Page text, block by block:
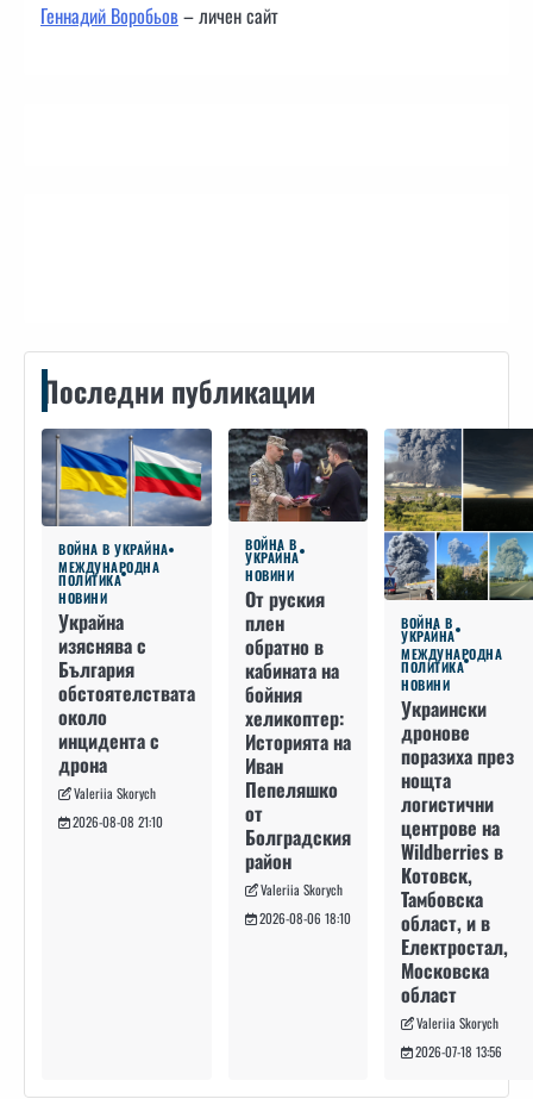
Геннадий Воробьов– личен сайт
Последни публикации
ВОЙНА В УКРАЙНА
МЕЖДУНАРОДНА
ПОЛИТИКА
НОВИНИ
Украйна
изяснява с
България
обстоятелствата
около
инцидента с
дрона
Valeriia Skorych
2026-08-08 21:10
ВОЙНА В
УКРАЙНА
НОВИНИ
От руския
плен
обратно в
кабината на
бойния
хеликоптер:
Историята на
Иван
Пепеляшко
от
Болградския
район
Valeriia Skorych
2026-08-06 18:10
ВОЙНА В
УКРАЙНА
МЕЖДУНАРОДНА
ПОЛИТИКА
НОВИНИ
Украински
дронове
поразиха през
нощта
логистични
центрове на
Wildberries в
Котовск,
Тамбовска
област, и в
Електростал,
Московска
област
Valeriia Skorych
2026-07-18 13:56